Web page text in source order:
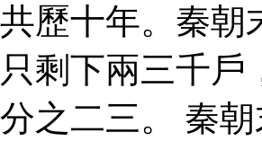
共歷十年。秦朝
只剩下兩三千戶
分之二三。 秦